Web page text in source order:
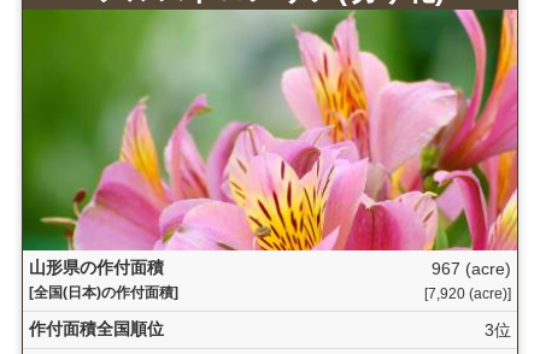
山形県の作付面積
[全国(日本)の作付面積]
967 (acre)
[7,920 (acre)]
作付面積全国順位
3位